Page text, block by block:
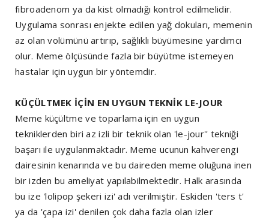
fibroadenom ya da kist olmadığı kontrol edilmelidir.
Uygulama sonrası enjekte edilen yağ dokuları, memenin
az olan volümünü artırıp, sağlıklı büyümesine yardımcı
olur. Meme ölçüsünde fazla bir büyütme istemeyen
hastalar için uygun bir yöntemdir.
KÜÇÜLTMEK İÇİN EN UYGUN TEKNİK LE-JOUR
Meme küçültme ve toparlama için en uygun
tekniklerden biri az izli bir teknik olan 'le-jour'' tekniği
başarı ile uygulanmaktadır. Meme ucunun kahverengi
dairesinin kenarında ve bu daireden meme oluğuna inen
bir izden bu ameliyat yapılabilmektedir. Halk arasında
bu ize 'lolipop şekeri izi' adı verilmiştir. Eskiden 'ters t'
ya da 'çapa izi' denilen çok daha fazla olan izler